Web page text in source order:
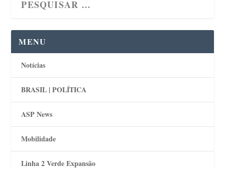
MENU
Notícias
BRASIL | POLÍTICA
ASP News
Mobilidade
Linha 2 Verde Expansão